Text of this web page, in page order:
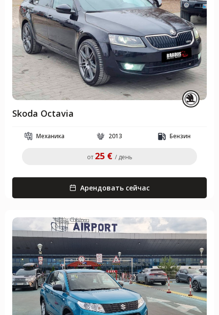
Skoda Octavia
Механика 2013 Бензин
от 25 € / день
Арендовать сейчас